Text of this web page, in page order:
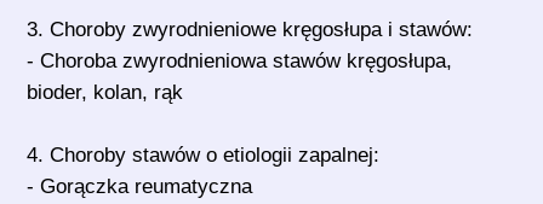
3. Choroby zwyrodnieniowe kręgosłupa i stawów:
- Choroba zwyrodnieniowa stawów kręgosłupa,
bioder, kolan, rąk
4. Choroby stawów o etiologii zapalnej:
- Gorączka reumatyczna